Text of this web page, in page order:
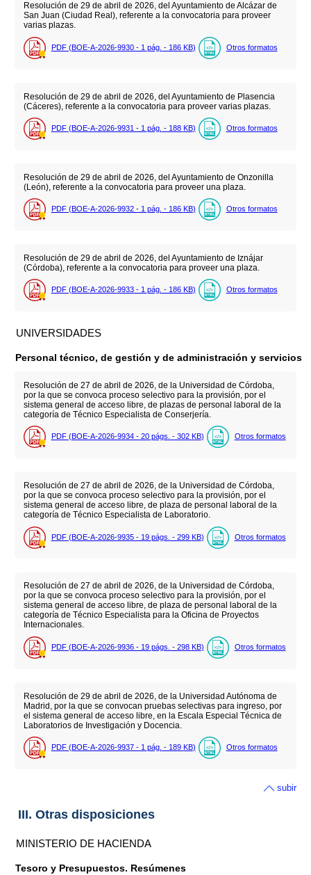
Resolución de 29 de abril de 2026, del Ayuntamiento de Alcázar de
San Juan (Ciudad Real), referente a la convocatoria para proveer
varias plazas.
PDF (BOE-A-2026-9930 - 1 pág. - 186 KB) Otros formatos
Resolución de 29 de abril de 2026, del Ayuntamiento de Plasencia
(Cáceres), referente a la convocatoria para proveer varias plazas.
PDF (BOE-A-2026-9931 - 1 pág. - 188 KB) Otros formatos
Resolución de 29 de abril de 2026, del Ayuntamiento de Onzonilla
(León), referente a la convocatoria para proveer una plaza.
PDF (BOE-A-2026-9932 - 1 pág. - 186 KB) Otros formatos
Resolución de 29 de abril de 2026, del Ayuntamiento de Iznájar
(Córdoba), referente a la convocatoria para proveer una plaza.
PDF (BOE-A-2026-9933 - 1 pág. - 186 KB) Otros formatos
UNIVERSIDADES
Personal técnico, de gestión y de administración y servicios
Resolución de 27 de abril de 2026, de la Universidad de Córdoba,
por la que se convoca proceso selectivo para la provisión, por el
sistema general de acceso libre, de plazas de personal laboral de la
categoría de Técnico Especialista de Conserjería.
PDF (BOE-A-2026-9934 - 20 págs. - 302 KB) Otros formatos
Resolución de 27 de abril de 2026, de la Universidad de Córdoba,
por la que se convoca proceso selectivo para la provisión, por el
sistema general de acceso libre, de plaza de personal laboral de la
categoría de Técnico Especialista de Laboratorio.
PDF (BOE-A-2026-9935 - 19 págs. - 299 KB) Otros formatos
Resolución de 27 de abril de 2026, de la Universidad de Córdoba,
por la que se convoca proceso selectivo para la provisión, por el
sistema general de acceso libre, de plaza de personal laboral de la
categoría de Técnico Especialista para la Oficina de Proyectos
Internacionales.
PDF (BOE-A-2026-9936 - 19 págs. - 298 KB) Otros formatos
Resolución de 29 de abril de 2026, de la Universidad Autónoma de
Madrid, por la que se convocan pruebas selectivas para ingreso, por
el sistema general de acceso libre, en la Escala Especial Técnica de
Laboratorios de Investigación y Docencia.
PDF (BOE-A-2026-9937 - 1 pág. - 189 KB) Otros formatos
subir
III. Otras disposiciones
MINISTERIO DE HACIENDA
Tesoro y Presupuestos. Resúmenes